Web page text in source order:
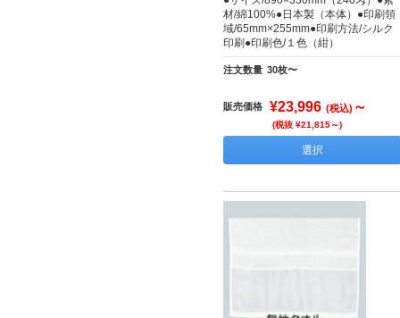
材/綿100%●日本製（本体）●印刷領
域/65mm×255mm●印刷方法/シルク
印刷●印刷色/１色（紺）
注文数量 30枚〜
販売価格 ¥23,996 (税込) ～
(税抜 ¥21,815～)
選択